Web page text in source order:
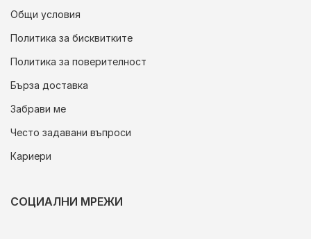
Общи условия
Политика за бисквитките
Политика за поверителност
Бърза доставка
Забрави ме
Често задавани въпроси
Кариери
СОЦИАЛНИ МРЕЖИ